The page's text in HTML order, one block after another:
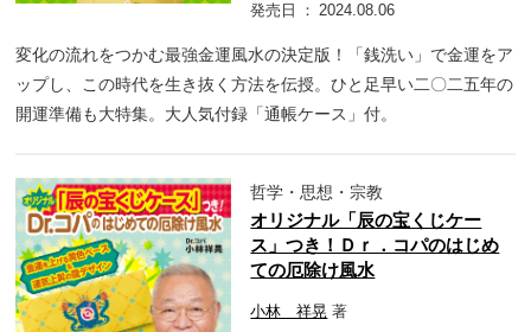
発売日
2024.08.06
変化の流れをつかむ最強金運風水の決定版！「銭洗い」で金運をア
ップし、この時代を生き抜く方法を伝授。ひと足早い二〇二五年の
開運準備も大特集。大人気付録「通帳ケース」付。
哲学・思想・宗教
オリジナル「辰の宝くじケー
ス」つき！Ｄｒ．コパのはじめ
ての厄除け風水
小林 祥晃 著